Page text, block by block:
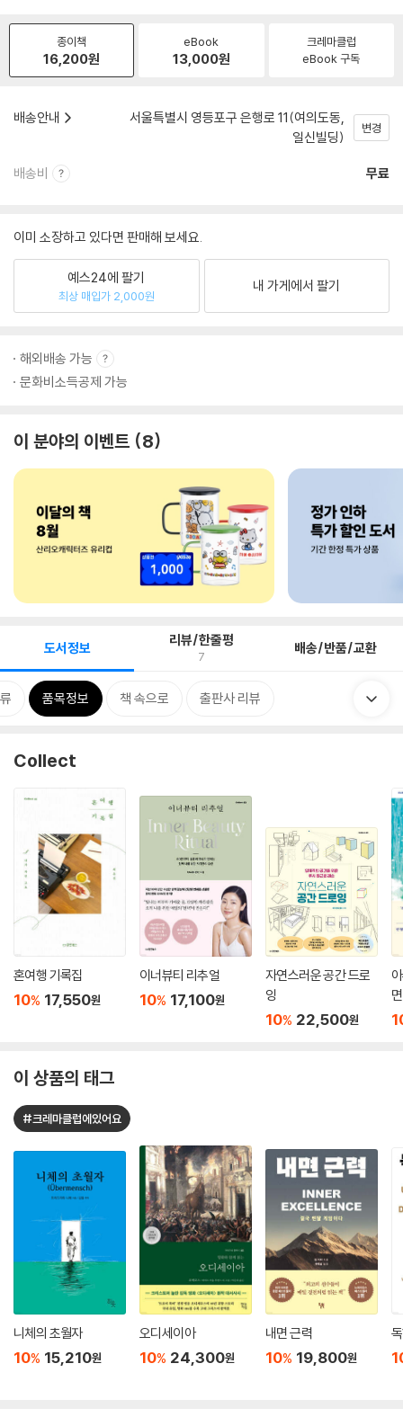
종이책
16,200원
eBook
13,000원
크레마클럽
eBook 구독
배송안내
서울특별시 영등포구 은행로 11(여의도동,
일신빌딩)
변경
배송비 무료
이미 소장하고 있다면 판매해 보세요.
예스24에 팔기
최상 매입가 2,000원
내 가게에서 팔기
해외배송 가능
문화비소득공제 가능
이 분야의 이벤트 8
도서정보 리뷰/한줄평
7 배송/반품/교환
품목정보 책 속으로 출판사 리뷰
Collect
혼여행 기록집
10% 17,550원
이너뷰티 리추얼
10% 17,100원
자연스러운 공간 드로
잉
10% 22,500원
이 상품의 태그
#크레마클럽에있어요
니체의 초월자
10% 15,210원
오디세이아
10% 24,300원
내면 근력
10% 19,800원